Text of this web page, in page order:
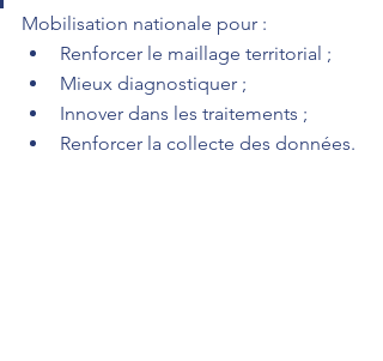
Mobilisation nationale pour :
Renforcer le maillage territorial ;
Mieux diagnostiquer ;
Innover dans les traitements ;
Renforcer la collecte des données.